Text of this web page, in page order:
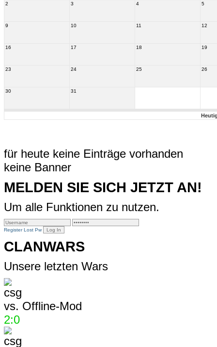
2 3 4 5
9 10 11 12
16 17 18 19
23 24 25 26
30 31
für heute keine Einträge vorhanden
keine Banner
MELDEN SIE SICH JETZT AN!
Um alle Funktionen zu nutzen.
Register Lost Pw
CLANWARS
Unsere letzten Wars
vs. Offline-Mod
2:0